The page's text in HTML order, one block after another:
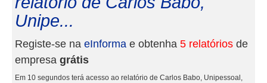
Unipe...
Registe-se na eInforma e obtenha 5 relatórios de
empresa grátis
Em 10 segundos terá acesso ao relatório de Carlos Babo, Unipessoal,